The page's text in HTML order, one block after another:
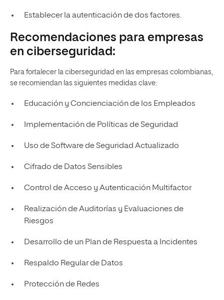
Establecer la autenticación de dos factores.
Recomendaciones para empresas
en ciberseguridad:
Para fortalecer la ciberseguridad en las empresas colombianas,
se recomiendan las siguientes medidas clave:
Educación y Concienciación de los Empleados
Implementación de Políticas de Seguridad
Uso de Software de Seguridad Actualizado
Cifrado de Datos Sensibles
Control de Acceso y Autenticación Multifactor
Realización de Auditorías y Evaluaciones de
Riesgos
Desarrollo de un Plan de Respuesta a Incidentes
Respaldo Regular de Datos
Protección de Redes